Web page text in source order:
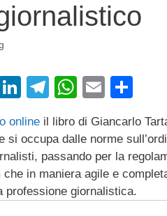
T
Li
k
e
dI
n
T
e
gr
a
m
W
at
s
A
p
E
ail n
di
vi
di
online il libro di Giancarlo
si occupa dalle norme
passando per la
che in maniera agile e
professione giornalistica.